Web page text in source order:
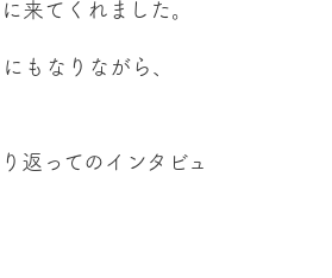
来てくれました。
もなりながら、
返ってのインタビュ